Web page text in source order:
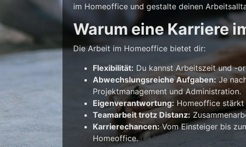
im Homeoffice und gestalte deinen
Warum eine Karriere
Die Arbeit im Homeoffice bietet dir:
Flexibilität: Du kannst Arbeitszeit und -
Abwechslungsreiche Aufgaben:Je
Projektmanagement und Administration.
Eigenverantwortung:Homeoffice stärkt
Teamarbeit trotz Distanz:
Karrierechancen:Vom Einsteiger bis
Homeoffice.